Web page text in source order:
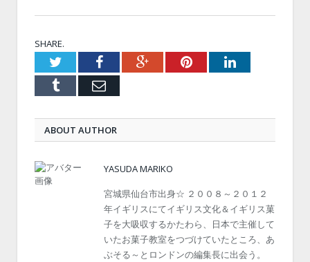
SHARE.
TwitterFacebookGoogle+PinterestLinkedIn
Tumblr Email
ABOUT AUTHOR
YASUDA MARIKO
宮城県仙台市出身☆ ２００８～２０１２
年イギリスにてイギリス文化＆イギリス菓
子を大吸収するかたわら、日本で主催して
いたお菓子教室をつづけていたところ、あ
ぶそる～とロンドンの編集長に出会う。